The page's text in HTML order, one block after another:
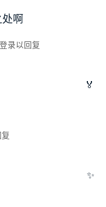
啊
登录以回复
🏅
✨